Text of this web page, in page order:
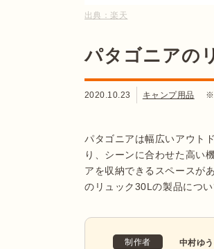
出典： 楽天
パタゴニアの
2020.10.23 キャンプ用品 ※
パタゴニアは幅広いアウト
り、シーンに合わせた高い
アを収納できるスペースが
のリュック30Lの製品につい
制作者 中村ゆ